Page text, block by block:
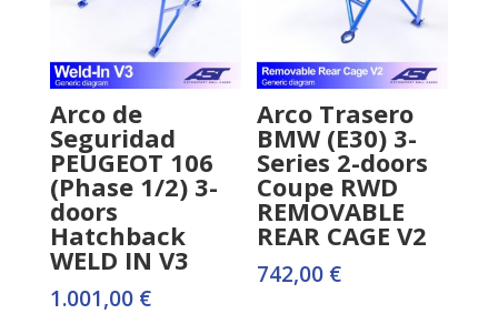
Arco de
Seguridad
PEUGEOT 106
(Phase 1/2) 3-
doors
Hatchback
WELD IN V3
1.001,00 €
Arco Trasero
BMW (E30) 3-
Series 2-doors
Coupe RWD
REMOVABLE
REAR CAGE V2
742,00 €